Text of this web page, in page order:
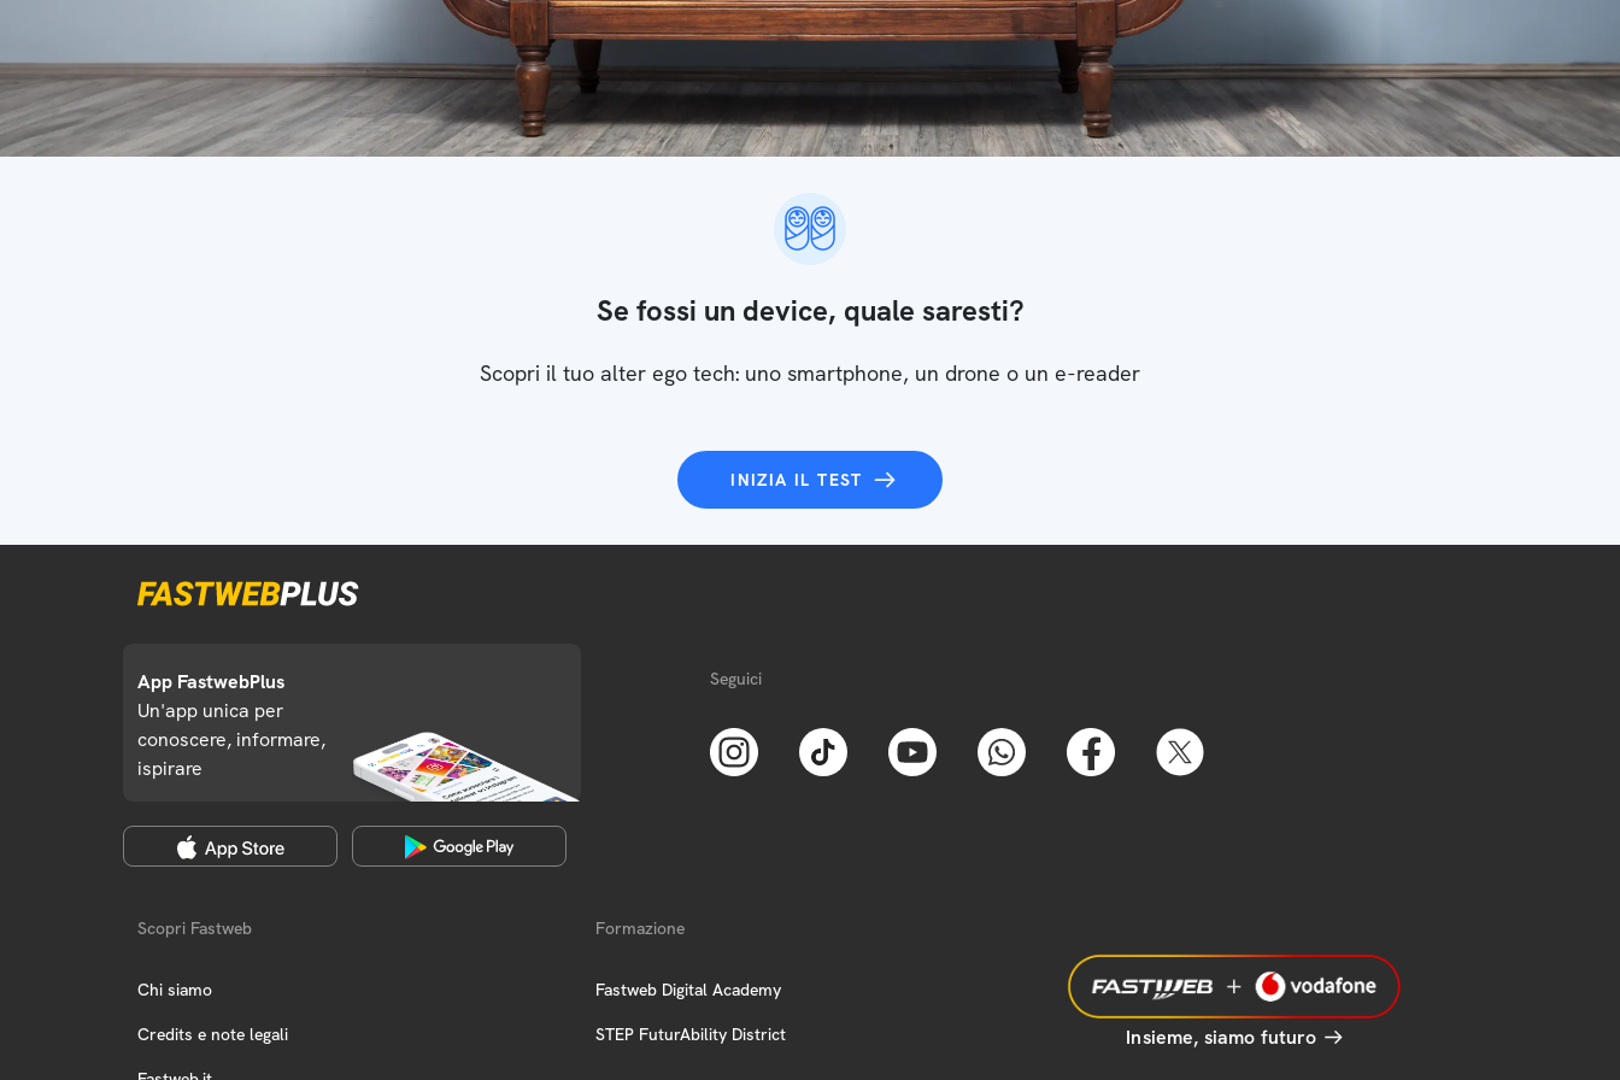
Se fossi un device, quale saresti?
Scopri il tuo alter ego tech: uno smartphone, un drone o un e-reader
INIZIA IL TEST
App FastwebPlus
Un'app unica per
conoscere, informare,
ispirare
Seguici
Scopri Fastweb
Chi siamo
Credits e note legali
Formazione
Fastweb Digital Academy
STEP FuturAbility District Insieme, siamo futuro